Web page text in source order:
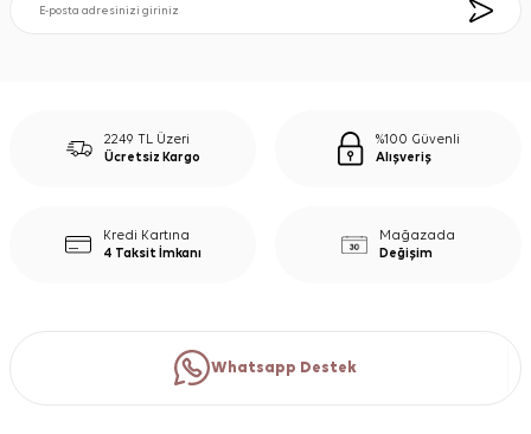
2249 TL Üzeri
Ücretsiz Kargo
%100 Güvenli
Alışveriş
Kredi Kartına
4 Taksit İmkanı
Mağazada
Değişim
Whatsapp Destek